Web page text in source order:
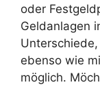
oder
Geldanlagen
ebenso wie
möglich.